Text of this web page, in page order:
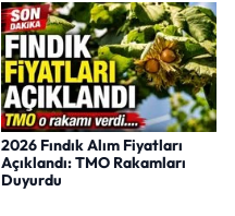
2026 Fındık Alım Fiyatları
Açıklandı: TMO Rakamları
Duyurdu